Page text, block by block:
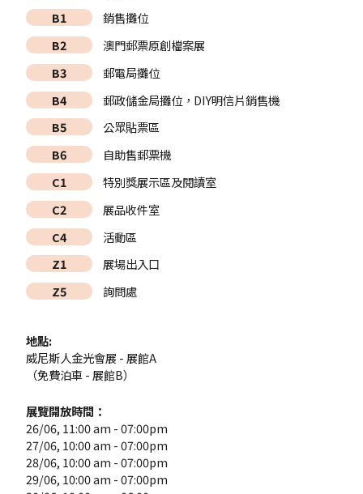
B1
銷售攤位
B2
澳門郵票原創檔案展
B3
郵電局攤位
B4
郵政儲金局攤位，DIY明信片銷售機
B5
公眾貼票區
B6
自助售郵票機
C1
特別獎展示區及閱讀室
C2
展品收件室
C4
活動區
Z1
展場出入口
Z5
詢問處
地點:
威尼斯人金光會展 - 展館A
（免費泊車 - 展館B）
展覽開放時間：
26/06, 11:00 am - 07:00pm
27/06, 10:00 am - 07:00pm
28/06, 10:00 am - 07:00pm
29/06, 10:00 am - 07:00pm